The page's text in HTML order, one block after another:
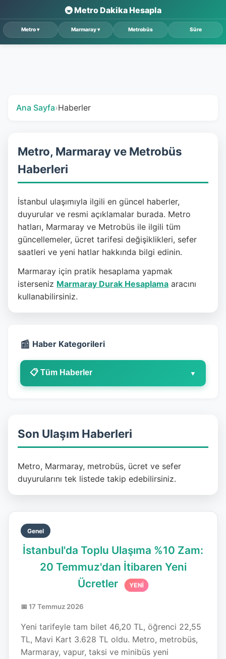
🚇 Metro Dakika Hesapla
Ana Sayfa›Haberler
Metro, Marmaray ve Metrobüs
Haberleri
İstanbul ulaşımıyla ilgili en güncel haberler,
duyurular ve resmi açıklamalar burada. Metro
hatları, Marmaray ve Metrobüs ile ilgili tüm
güncellemeler, ücret tarifesi değişiklikleri, sefer
saatleri ve yeni hatlar hakkında bilgi edinin.
Marmaray için pratik hesaplama yapmak
isterseniz Marmaray Durak Hesaplama aracını
kullanabilirsiniz.
📰 Haber Kategorileri
📋 Tüm Haberler ▼
Son Ulaşım Haberleri
Metro, Marmaray, metrobüs, ücret ve sefer
duyurularını tek listede takip edebilirsiniz.
Genel
İstanbul'da Toplu Ulaşıma %10 Zam:
20 Temmuz'dan İtibaren Yeni
Ücretler
YENİ
📅 17 Temmuz 2026
Yeni tarifeyle tam bilet 46,20 TL, öğrenci 22,55
TL, Mavi Kart 3.628 TL oldu. Metro, metrobüs,
Marmaray, vapur, taksi ve minibüs yeni